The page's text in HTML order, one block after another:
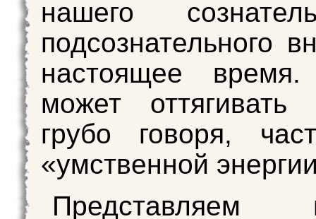
нашего
подсознательного
настоящее
может
грубо говоря,
«умственной
Представляем